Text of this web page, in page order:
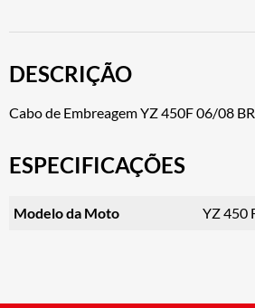
DESCRIÇÃO
Cabo de Embreagem YZ 450F 06/08
ESPECIFICAÇÕES
Modelo da Moto YZ 450